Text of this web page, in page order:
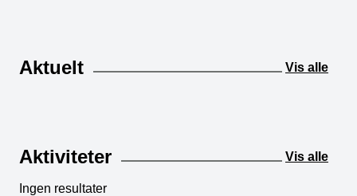
Aktuelt Vis alle
Aktiviteter Vis alle
Ingen resultater